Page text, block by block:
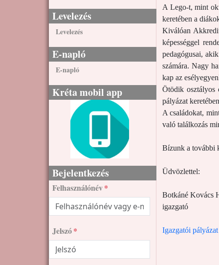
Levelezés
Levelezés
E-napló
E-napló
Kréta mobil app
Bejelentkezés
Felhasználónév
Jelszó
A Lego-t, mint
keretében a
Kiválóan
képességgel
pedagógusai,
számára. Nagy
kap az
Ötödik osztályos
pályázat
A családokat,
való találkozás
Bízunk a további
Üdvözlettel:
Botkáné Kovács
igazgató
Igazgatói pályázat